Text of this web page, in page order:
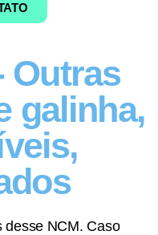
Outras
galinha,
desse NCM. Caso